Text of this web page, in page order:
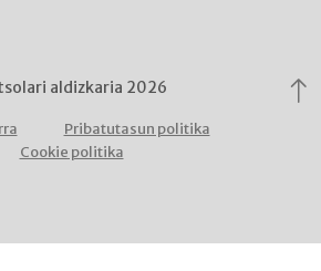
aldizkaria 2026
Pribatutasun politika
Cookie politika